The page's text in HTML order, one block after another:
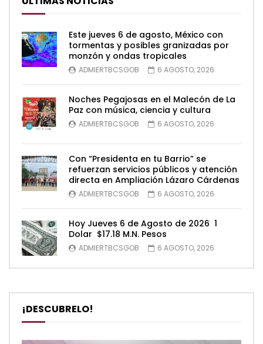
Este jueves 6 de agosto, México con
tormentas y posibles granizadas por
monzón y ondas tropicales
ADMIERTBCSGOB 6 AGOSTO, 2026
Noches Pegajosas en el Malecón de La
Paz con música, ciencia y cultura
ADMIERTBCSGOB 6 AGOSTO, 2026
Con “Presidenta en tu Barrio” se
refuerzan servicios públicos y atención
directa en Ampliación Lázaro Cárdenas
ADMIERTBCSGOB 6 AGOSTO, 2026
Hoy Jueves 6 de Agosto de 2026 1
Dolar $17.18 M.N. Pesos
ADMIERTBCSGOB 6 AGOSTO, 2026
¡DESCUBRELO!